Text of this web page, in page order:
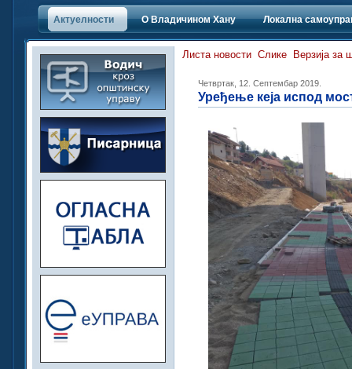
Актуелности О Владичинoм Хану Локална
Листа новости Слике Верзија за
Четвртак, 12. Септембар 2019.
Уређење кеја испод